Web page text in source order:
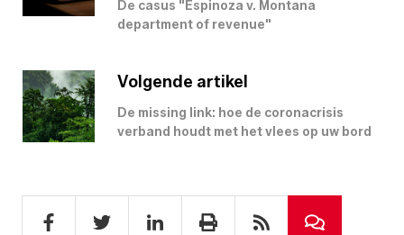
De casus "Espinoza v. Montana
department of revenue"
Volgende artikel
De missing link: hoe de coronacrisis
verband houdt met het vlees op uw bord